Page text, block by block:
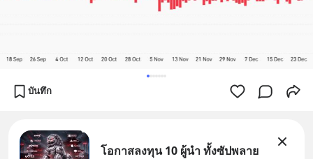
บันทึก
โอกาสลงทุน 10 ผู้นำ ทั้งซัปพลาย